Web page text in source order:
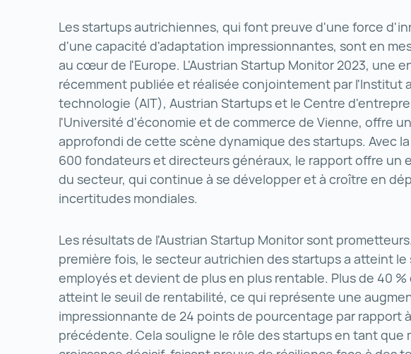
Les startups autrichiennes, qui font preuve d'une force
d'une capacité d'adaptation impressionnantes, sont en
au cœur de l'Europe. L'Austrian Startup Monitor 2023, une
récemment publiée et réalisée conjointement par l'Institut
technologie (AIT), Austrian Startups et le Centre
l'Université d'économie et de commerce de Vienne, offre
approfondi de cette scène dynamique des startups. Avec
600 fondateurs et directeurs généraux, le rapport offre un
du secteur, qui continue à se développer et à croître en
incertitudes mondiales.
Les résultats de l'Austrian Startup Monitor sont
première fois, le secteur autrichien des startups a atteint le
employés et devient de plus en plus rentable. Plus de 40
atteint le seuil de rentabilité, ce qui représente une
impressionnante de 24 points de pourcentage par rapport
précédente. Cela souligne le rôle des startups en tant que